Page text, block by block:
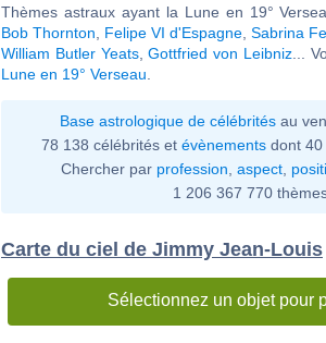
Thèmes astraux ayant la Lune en 19°
Bob Thornton
Felipe VI d'Espagne Sabrina
William Butler Yeats,Gottfried von Leibniz...
Lune en 19° Verseau
Base astrologique de célébrités au
78 138 célébrités et évènementsdont 40
Chercher par profession aspect
1 206 367 770
Carte du ciel de Jimmy Jean-Louis
Sélectionnez un objet pour